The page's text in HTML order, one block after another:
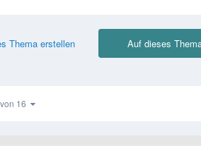
Auf dieses
Thema erstellen
16